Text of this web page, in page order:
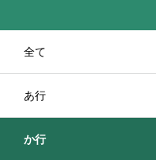
全て
あ行
か行